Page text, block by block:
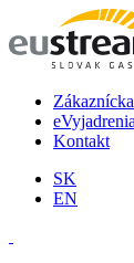
eVyjadrenia
Kontakt
SK
EN